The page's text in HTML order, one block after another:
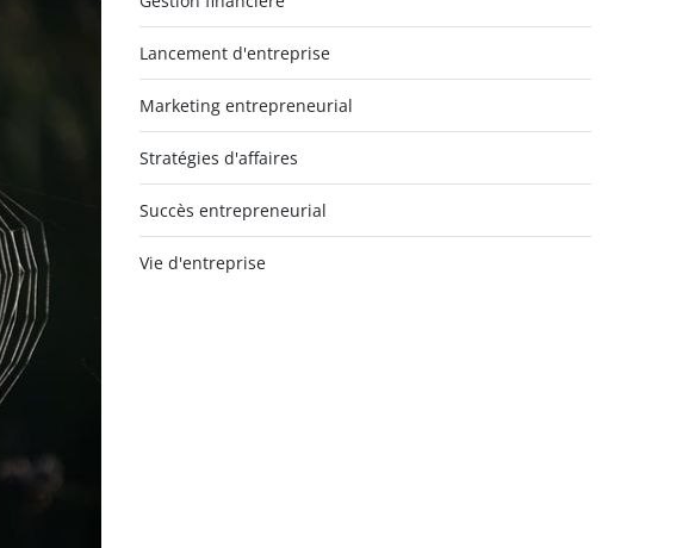
Lancement d'entreprise
Marketing entrepreneurial
Stratégies d'affaires
Succès entrepreneurial
Vie d'entreprise